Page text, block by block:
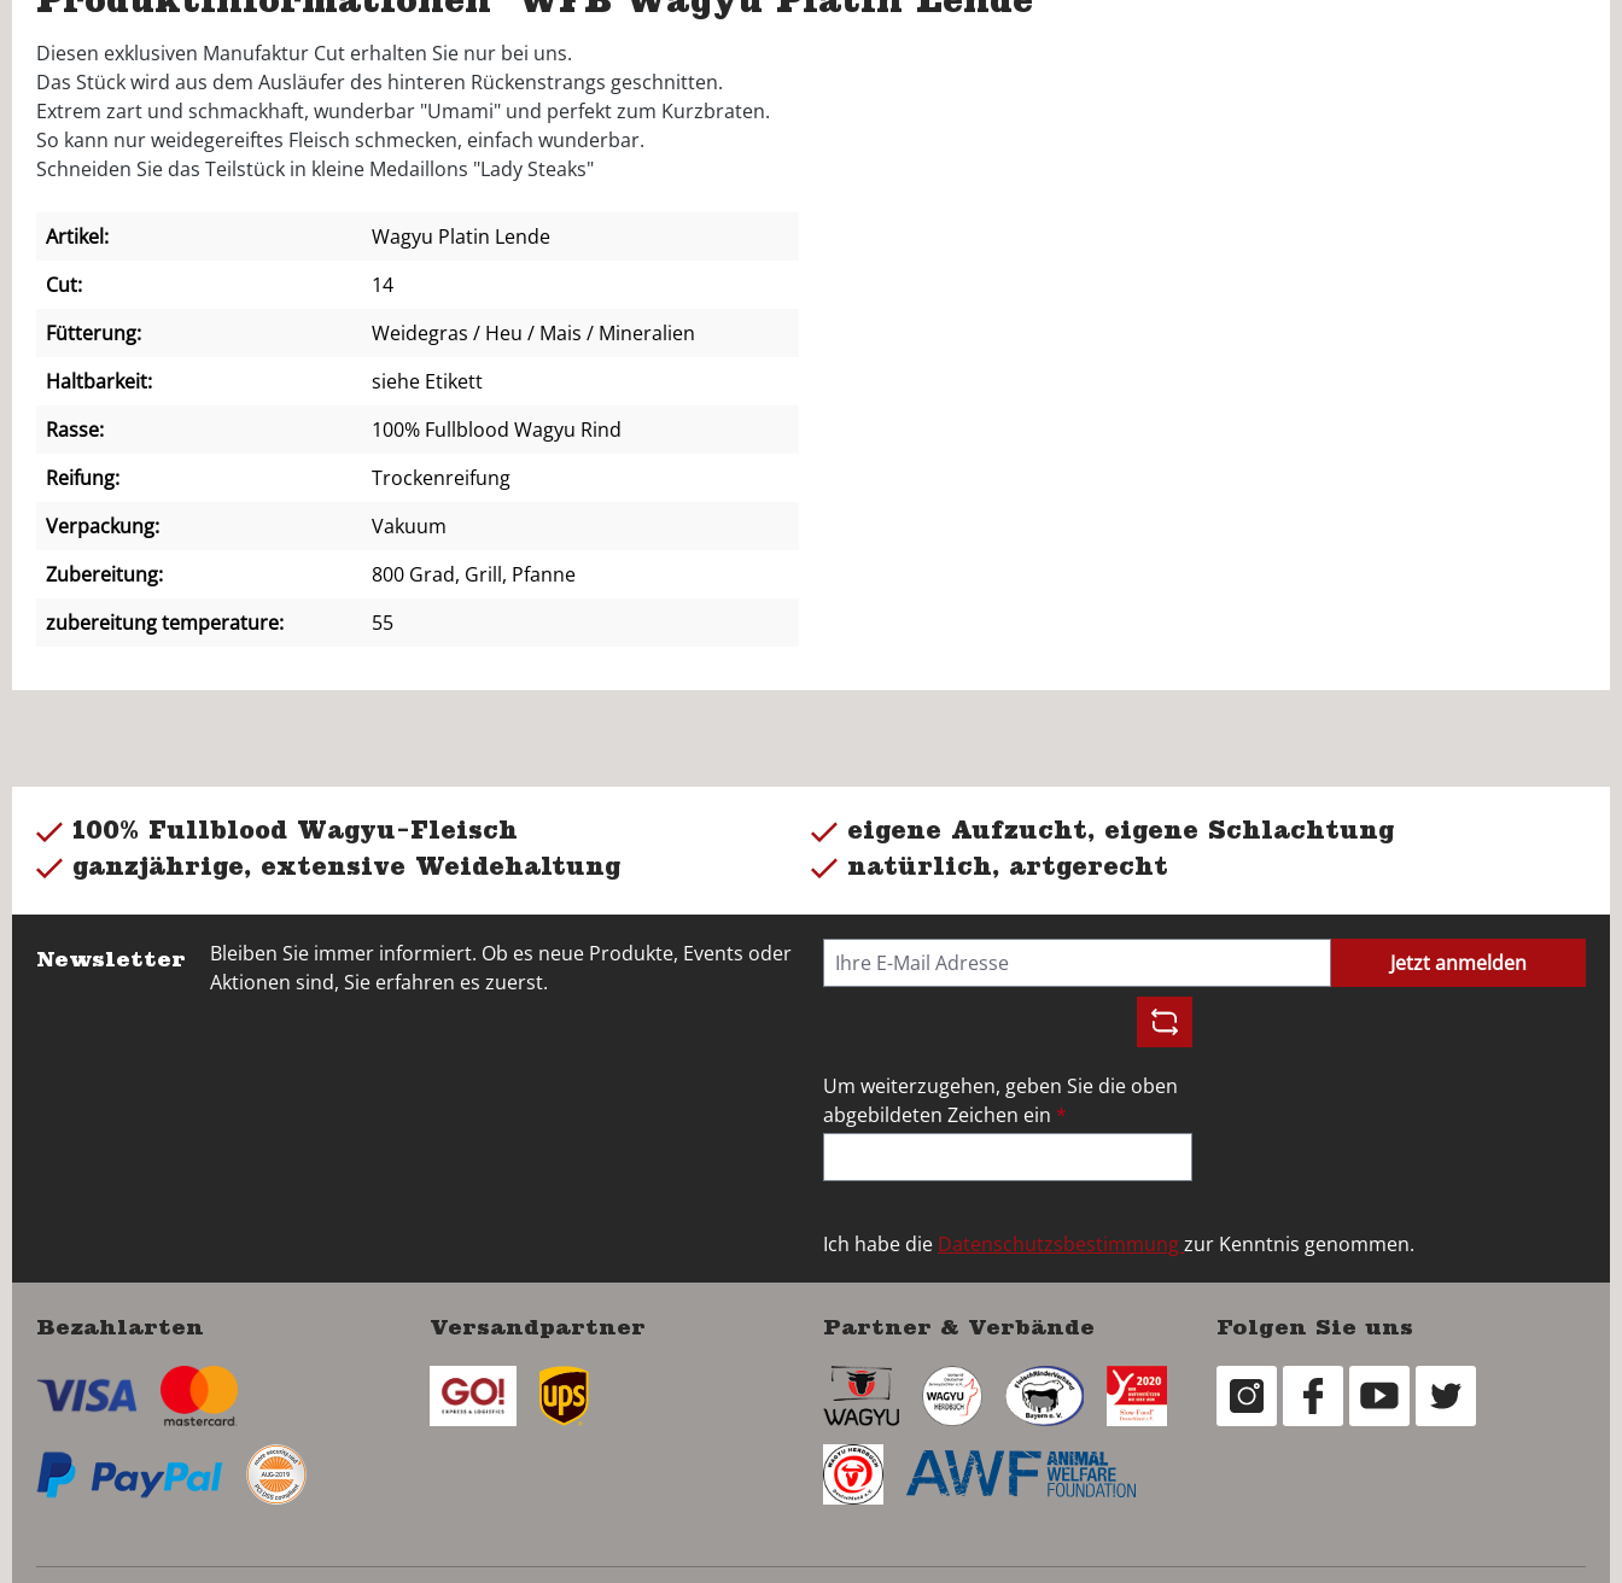
Diesen exklusiven Manufaktur Cut erhalten Sie nur bei uns.
Das Stück wird aus dem Ausläufer des hinteren Rückenstrangs geschnitten.
Extrem zart und schmackhaft, wunderbar "Umami" und perfekt zum Kurzbraten.
So kann nur weidegereiftes Fleisch schmecken, einfach wunderbar.
Schneiden Sie das Teilstück in kleine Medaillons "Lady Steaks"
Artikel:
Wagyu Platin Lende
Cut:
14
Fütterung:
Weidegras / Heu / Mais / Mineralien
Haltbarkeit:
siehe Etikett
Rasse:
100% Fullblood Wagyu Rind
Reifung:
Trockenreifung
Verpackung:
Vakuum
Zubereitung:
800 Grad, Grill, Pfanne
zubereitung temperature:
55
100% Fullblood Wagyu-Fleisch
eigene Aufzucht, eigene Schlachtung
ganzjährige, extensive Weidehaltung
natürlich, artgerecht
Newsletter
Bleiben Sie immer informiert. Ob es neue Produkte, Events oder
Aktionen sind, Sie erfahren es zuerst.
Jetzt anmelden
Um weiterzugehen, geben Sie die oben
abgebildeten Zeichen ein *
Ich habe die Datenschutzsbestimmungzur Kenntnis genommen.
Bezahlarten Versandpartner Partner & Verbände Folgen Sie uns